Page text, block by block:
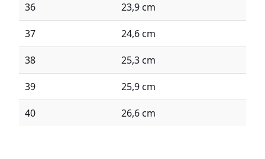
36 23,9 cm
37 24,6 cm
38 25,3 cm
39 25,9 cm
40 26,6 cm